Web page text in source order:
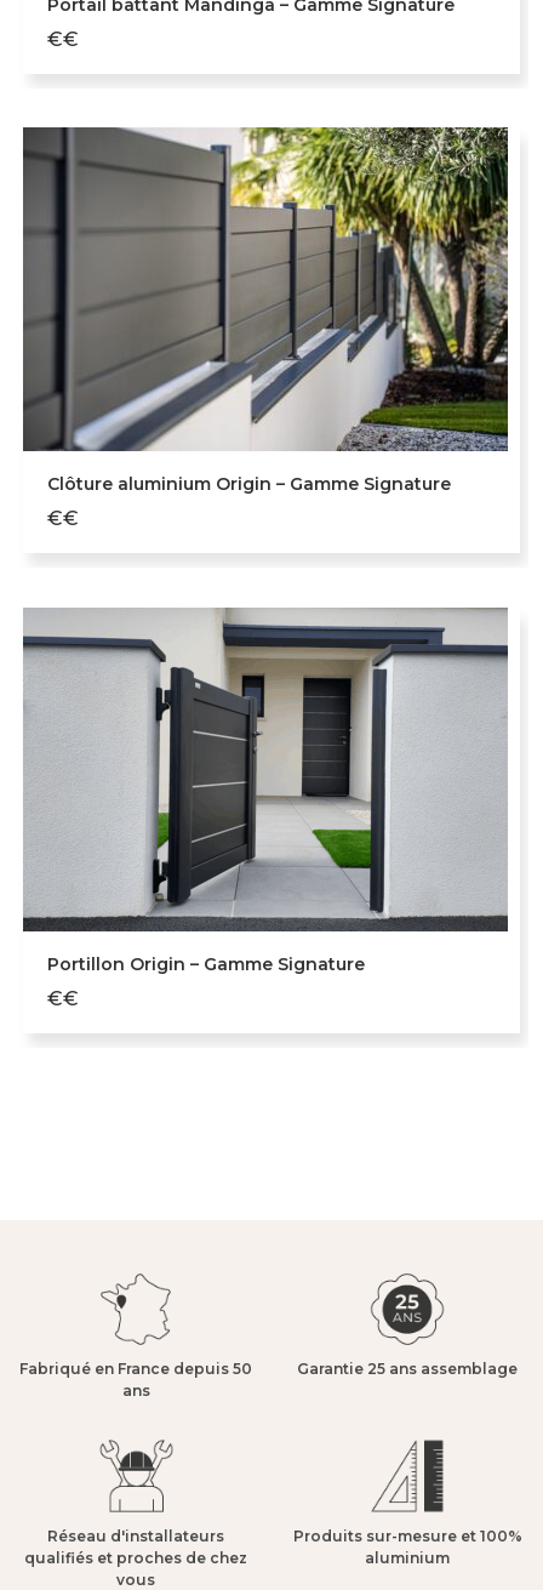
Portail battant Mandinga – Gamme Signature
€€
Clôture aluminium Origin – Gamme Signature
€€
Portillon Origin – Gamme Signature
€€
Fabriqué en France depuis 50
ans​
Garantie 25 ans assemblage​
Réseau d'installateurs
qualifiés et proches de chez
vous​
Produits sur-mesure et 100%
aluminium​